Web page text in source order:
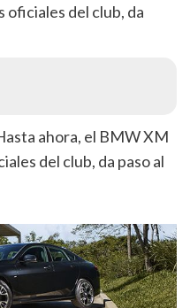
oficiales del club, da
ahora, el BMW XM
del club, da paso al